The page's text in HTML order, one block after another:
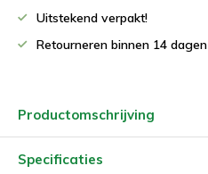
Uitstekend verpakt!
Retourneren binnen 14 dagen
Productomschrijving
Specificaties